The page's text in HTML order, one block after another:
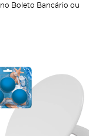
no Boleto Bancário ou